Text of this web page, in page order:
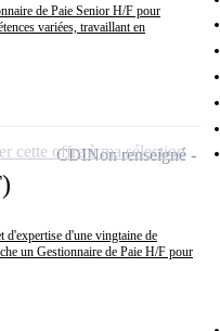
de Paie Senior H/F pour
variées, travaillant en
d'expertise d'une vingtaine de
un Gestionnaire de Paie H/F pour
CDINon renseigné
cette offre à ma sélection